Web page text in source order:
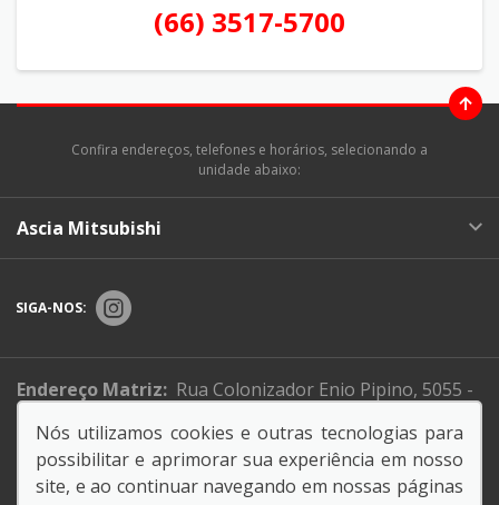
(66) 3517-5700
Confira endereços, telefones e horários, selecionando a
unidade abaixo:
Ascia Mitsubishi
SIGA-NOS:
Endereço Matriz: Rua Colonizador Enio Pipino, 5055 -
Informe de igualdade salarial
Nós utilizamos cookies e outras tecnologias para
possibilitar e aprimorar sua experiência em nosso
site, e ao continuar navegando em nossas páginas